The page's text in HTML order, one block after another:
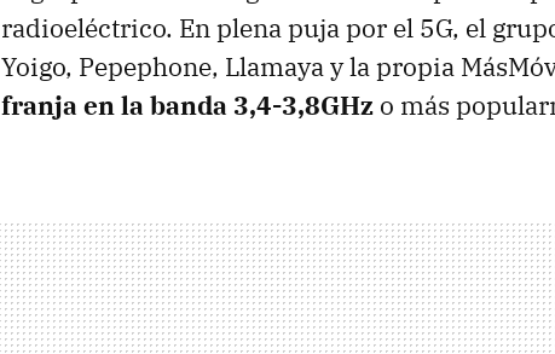
radioeléctrico. En plena puja por el 5G, el
Yoigo, Pepephone, Llamaya y la propia
franja en la banda 3,4-3,8GHz o más